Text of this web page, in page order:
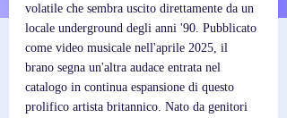
volatile che sembra uscito direttamente da un
locale underground degli anni '90. Pubblicato
come video musicale nell'aprile 2025, il
brano segna un'altra audace entrata nel
catalogo in continua espansione di questo
prolifico artista britannico. Nato da genitori